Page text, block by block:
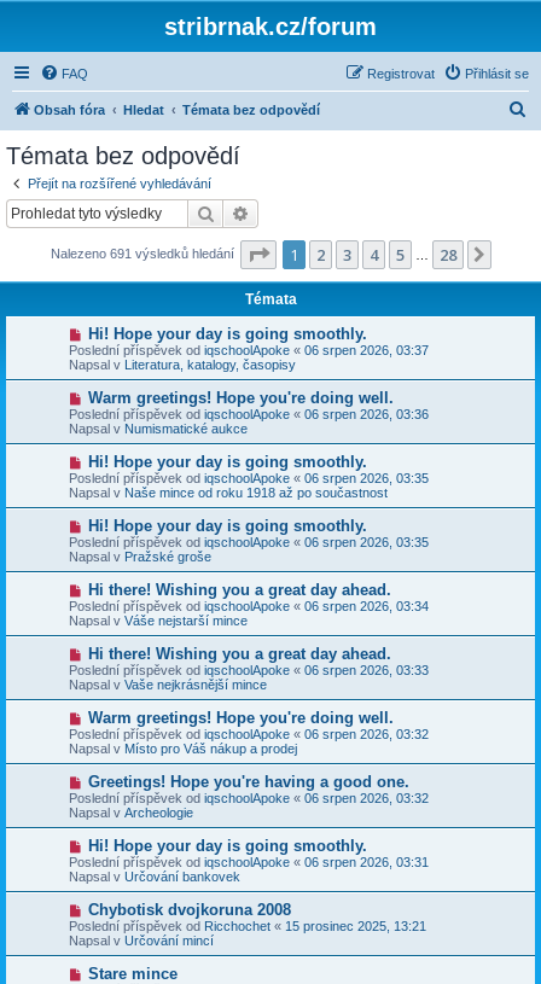
stribrnak.cz/forum
FAQ Přihlásit se
Registrovat
Obsah fóra Hledat Témata bez odpovědí
Témata bez odpovědí
Přejít na rozšířené vyhledávání
Hledat
Nalezeno 691 výsledků hledání Stránka z 28
1 2 3 4 5 28
Témata
N
o
v
ý
p
í
s
p
v
e
k
Hi! Hope your day is going smoothly.
Poslední příspěvek od iqschoolApoke « 06 srpen 2026, 03:37
Napsal v Literatura, katalogy, časopisy
N
o
v
ý
p
í
s
p
v
e
k
Warm greetings! Hope you're doing well.
Poslední příspěvek od iqschoolApoke « 06 srpen 2026, 03:36
Napsal v Numismatické aukce
N
o
v
ý
p
í
s
p
v
e
k
Hi! Hope your day is going smoothly.
Poslední příspěvek od iqschoolApoke « 06 srpen 2026, 03:35
Napsal v Naše mince od roku 1918 až po součastnost
N
o
v
ý
p
í
s
p
v
e
k
Hi! Hope your day is going smoothly.
Poslední příspěvek od iqschoolApoke « 06 srpen 2026, 03:35
Napsal v Pražské groše
N
o
v
ý
p
í
s
p
ě
v
e
k
Hi there! Wishing you a great day ahead.
Poslední příspěvek od iqschoolApoke « 06 srpen 2026, 03:34
Napsal v Váše nejstarší mince
N
o
v
ý
p
í
s
p
ě
v
e
k
Hi there! Wishing you a great day ahead.
Poslední příspěvek od iqschoolApoke « 06 srpen 2026, 03:33
Napsal v Vaše nejkrásnější mince
N
o
v
ý
í
s
p
v
e
k
Warm greetings! Hope you're doing well.
Poslední příspěvek od iqschoolApoke « 06 srpen 2026, 03:32
Napsal v Místo pro Váš nákup a prodej
N
o
v
ý
p
í
s
p
ě
v
e
k
Greetings! Hope you're having a good one.
Poslední příspěvek od iqschoolApoke « 06 srpen 2026, 03:32
Napsal v Archeologie
N
o
v
ý
í
s
p
ě
Hi! Hope your day is going smoothly.
Poslední příspěvek od iqschoolApoke « 06 srpen 2026, 03:31
Napsal v Určování bankovek
N
o
v
ý
p
Chybotisk dvojkoruna 2008
Poslední příspěvek od Ricchochet « 15 prosinec 2025, 13:21
Napsal v Určování mincí
NStare mince